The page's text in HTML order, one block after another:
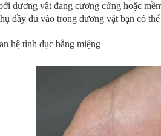
dương vật đang cương cứng hoặc
đầy đủ vào trong dương vật bạn có
hệ tình dục bằng miệng